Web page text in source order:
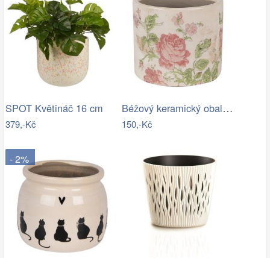
SPOT Květináč 16 cm
379,-Kč
Béžový keramický obal na květináč s…
150,-Kč
- 2%